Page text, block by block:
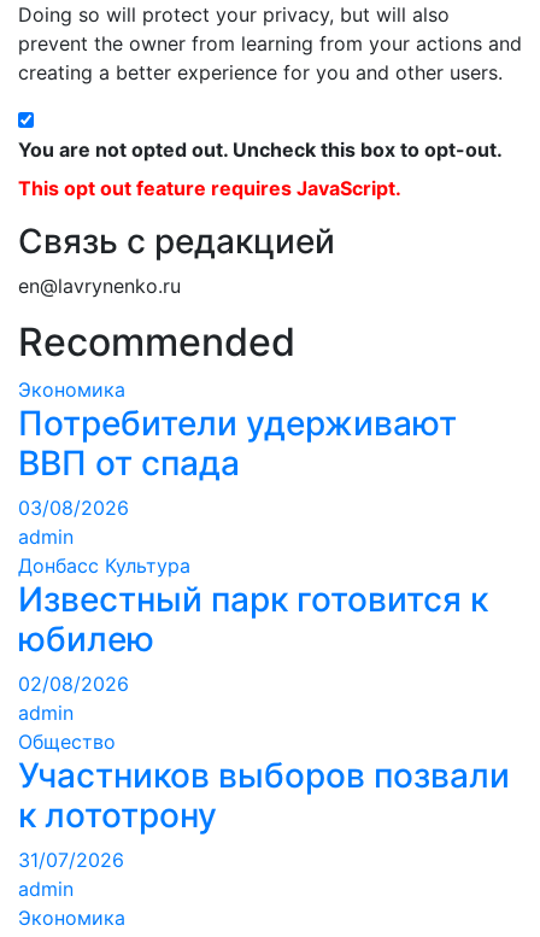
Doing so will protect your privacy, but will also
prevent the owner from learning from your actions and
creating a better experience for you and other users.
You are not opted out. Uncheck this box to opt-out.
This opt out feature requires JavaScript.
Связь с редакцией
en@lavrynenko.ru
Recommended
Экономика
Потребители удерживают
ВВП от спада
03/08/2026
admin
Донбасс Культура
Известный парк готовится к
юбилею
02/08/2026
admin
Общество
Участников выборов позвали
к лототрону
31/07/2026
admin
Экономика